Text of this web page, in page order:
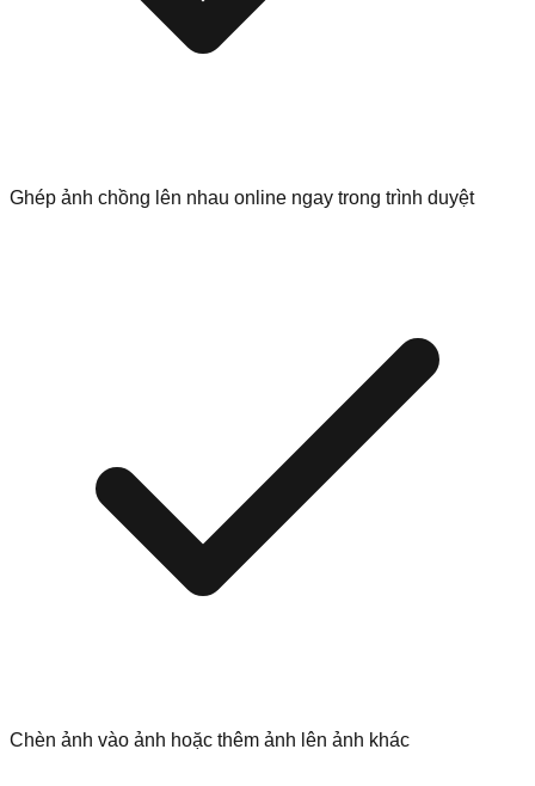
Ghép ảnh chồng lên nhau online ngay trong trình duyệt
Chèn ảnh vào ảnh hoặc thêm ảnh lên ảnh khác